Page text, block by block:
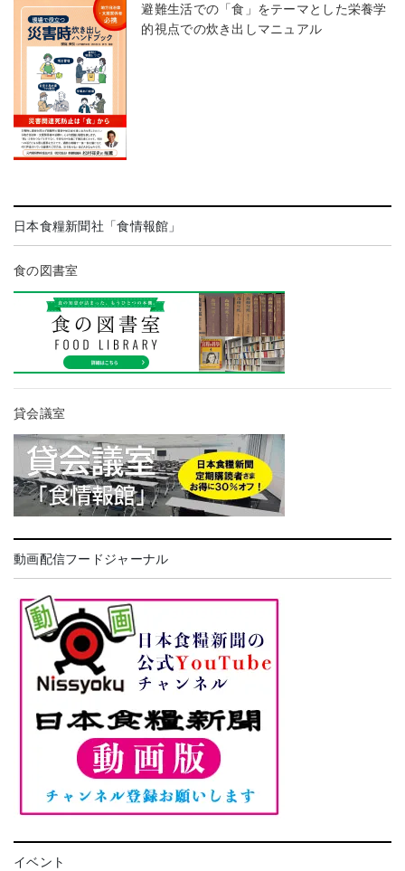
避難生活での「食」をテーマとした栄養学
的視点での炊き出しマニュアル
日本食糧新聞社「食情報館」
食の図書室
貸会議室
動画配信フードジャーナル
イベント